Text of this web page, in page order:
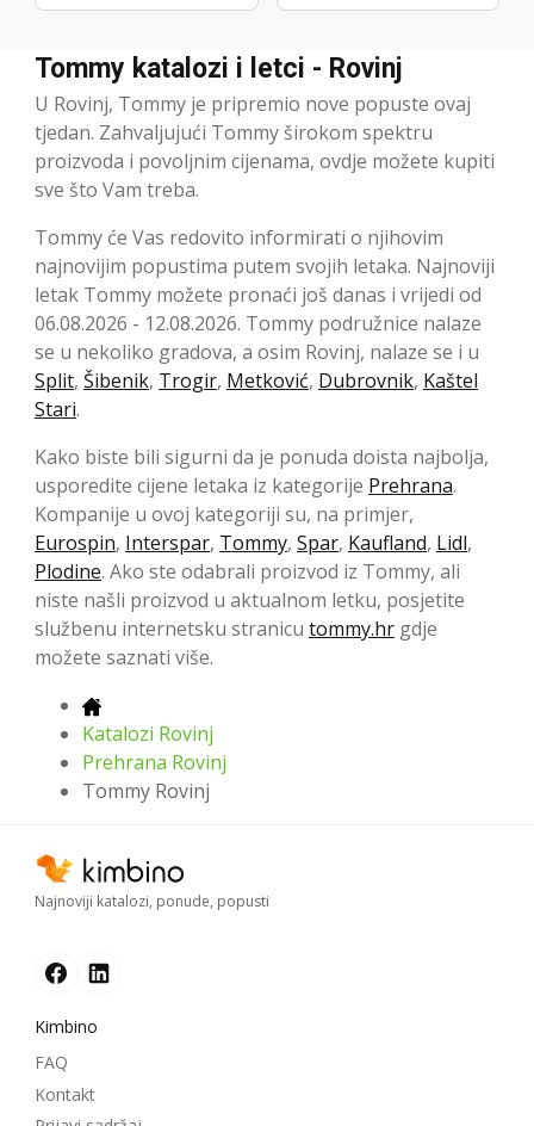
Tommy katalozi i letci - Rovinj
U Rovinj, Tommy je pripremio nove popuste ovaj
tjedan. Zahvaljujući Tommy širokom spektru
proizvoda i povoljnim cijenama, ovdje možete kupiti
sve što Vam treba.
Tommy će Vas redovito informirati o njihovim
najnovijim popustima putem svojih letaka. Najnoviji
letak Tommy možete pronaći još danas i vrijedi od
06.08.2026 - 12.08.2026. Tommy podružnice nalaze
se u nekoliko gradova, a osim Rovinj, nalaze se i u
Split, Šibenik, Trogir, Metković, Dubrovnik, Kaštel
Stari.
Kako biste bili sigurni da je ponuda doista najbolja,
usporedite cijene letaka iz kategorije Prehrana.
Kompanije u ovoj kategoriji su, na primjer,
Eurospin, Interspar, Tommy, Spar, Kaufland, Lidl,
Plodine. Ako ste odabrali proizvod iz Tommy, ali
niste našli proizvod u aktualnom letku, posjetite
službenu internetsku stranicu tommy.hr gdje
možete saznati više.
Katalozi Rovinj
Prehrana Rovinj
Tommy Rovinj
Najnoviji katalozi, ponude, popusti
Kimbino
FAQ
Kontakt